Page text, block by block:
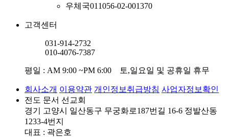
우체국011056-02-001370
고객센터
031-914-2732
010-4076-7387
평일 : AM 9:00 ~PM 6:00 토,일요일 및 공휴일 휴무
회사소개 이용약관 개인정보취급방침 사업자정보확인
전도 문서 선교회
경기 고양시 일산동구 무궁화로187번길 16-6 정발산동
1233-4번지
대표 : 곽은호